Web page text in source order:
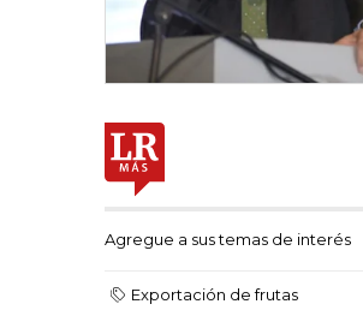
Agregue a sus temas de interés
Exportación de frutas